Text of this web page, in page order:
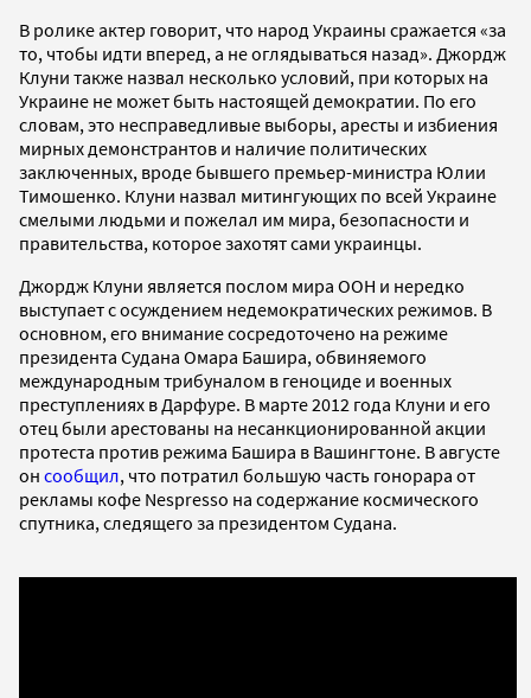
В ролике актер говорит, что народ Украины сражается «за
то, чтобы идти вперед, а не оглядываться назад». Джордж
Клуни также назвал несколько условий, при которых на
Украине не может быть настоящей демократии. По его
словам, это несправедливые выборы, аресты и избиения
мирных демонстрантов и наличие политических
заключенных, вроде бывшего премьер-министра Юлии
Тимошенко. Клуни назвал митингующих по всей Украине
смелыми людьми и пожелал им мира, безопасности и
правительства, которое захотят сами украинцы.
Джордж Клуни является послом мира ООН и нередко
выступает с осуждением недемократических режимов. В
основном, его внимание сосредоточено на режиме
президента Судана Омара Башира, обвиняемого
международным трибуналом в геноциде и военных
преступлениях в Дарфуре. В марте 2012 года Клуни и его
отец были арестованы на несанкционированной акции
протеста против режима Башира в Вашингтоне. В августе
он сообщил, что потратил большую часть гонорара от
рекламы кофе Nespresso на содержание космического
спутника, следящего за президентом Судана.